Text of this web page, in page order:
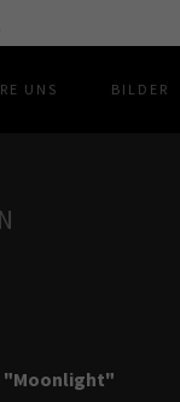
UNS BILDER
"Moonlight"